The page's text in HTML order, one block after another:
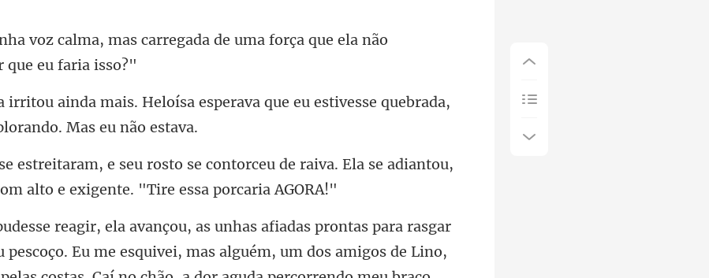
arregada de uma força que ela não
sa esperava que eu estivesse quebrada,
ntorceu de raiva. Ela se adiantou,
gar
pescoço. Eu me esquivei, mas alguém, um dos amigos de Li